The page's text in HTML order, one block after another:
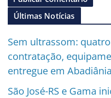
Últimas Notícias
Sem ultrassom:
contratação,
entregue em Abadiânia
São José-RS e Gama